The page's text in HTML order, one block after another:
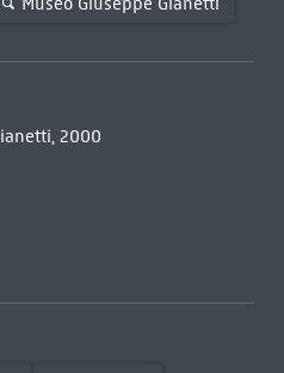
2000